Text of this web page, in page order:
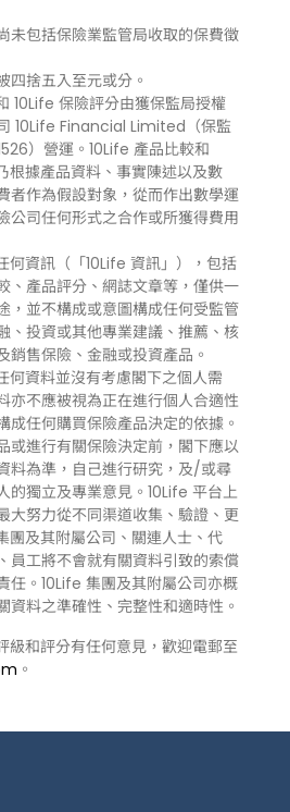
未包括保險業監管局收取的保費徵
四捨五入至元或分。
10Life 保險評分由獲保監局授權
10Life Financial Limited（保監
）營運。10Life 產品比較和
根據產品資料、事實陳述以及數
者作為假設對象，從而作出數學運
公司任何形式之合作或所獲得費用
何資訊（「10Life 資訊」），包括
、產品評分、網誌文章等，僅供一
，並不構成或意圖構成任何受監管
、投資或其他專業建議、推薦、核
銷售保險、金融或投資產品。
何資料並沒有考慮閣下之個人需
亦不應被視為正在進行個人合適性
成任何購買保險產品決定的依據。
或進行有關保險決定前，閣下應以
料為準，自己進行研究，及/或尋
的獨立及專業意見。10Life 平台上
大努力從不同渠道收集、驗證、更
團及其附屬公司、關連人士、代
員工將不會就有關資料引致的索償
任。10Life 集團及其附屬公司亦概
資料之準確性、完整性和適時性。
級和評分有任何意見，歡迎電郵至
。